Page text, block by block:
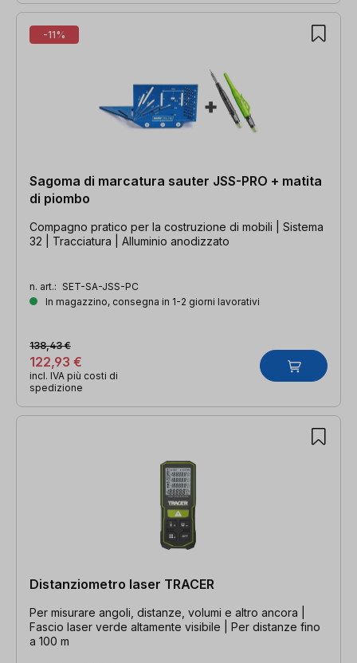
-11%
Sagoma di marcatura sauter JSS-PRO + matita
di piombo
Compagno pratico per la costruzione di mobili | Sistema
32 | Tracciatura | Alluminio anodizzato
n. art.: SET-SA-JSS-PC
In magazzino, consegna in 1-2 giorni lavorativi
122,93 €
138,43 €
incl. IVA più costi di
spedizione
Distanziometro laser TRACER
Per misurare angoli, distanze, volumi e altro ancora |
Fascio laser verde altamente visibile | Per distanze fino
a 100 m